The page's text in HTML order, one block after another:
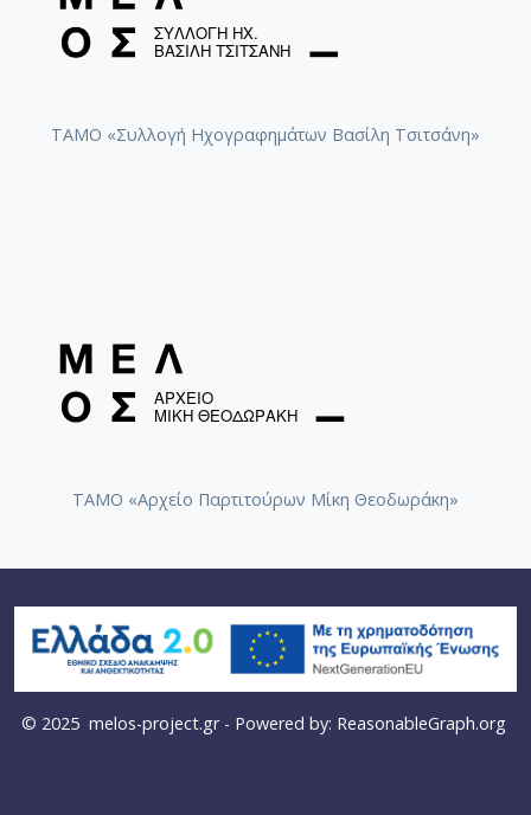
ΤΑΜΟ «Συλλογή Ηχογραφημάτων Βασίλη Τσιτσάνη»
ΤΑΜΟ «Αρχείο Παρτιτούρων Μίκη Θεοδωράκη»
© 2025 melos-project.gr- Powered by: ReasonableGraph.org